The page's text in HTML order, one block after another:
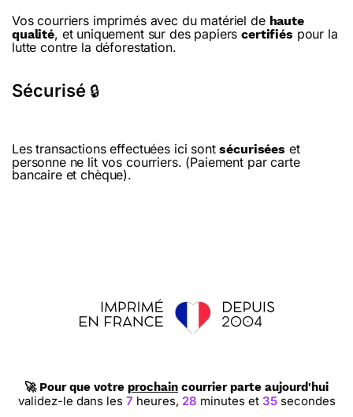
Vos courriers imprimés avec du matériel de haute
qualité, et uniquement sur des papierscertifiés pour la
lutte contre la déforestation.
Sécurisé 🔒
Les transactions effectuées ici sontsécurisées et
personne ne lit vos courriers. (Paiement par carte
bancaire et chèque).
🚀 Pour que votre prochain courrier parte aujourd'hui
validez-le dans les 7 heures, 28 minutes et 34 secondes